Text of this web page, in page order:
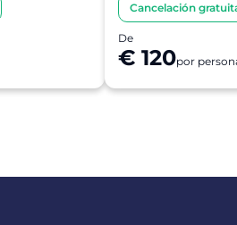
Cancelación
De
€ 120por